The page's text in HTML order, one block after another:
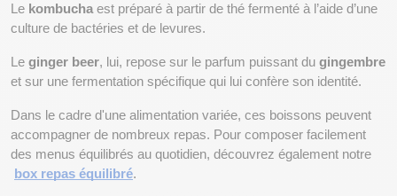
Le kombucha est préparé à partir de thé fermenté à l’aide d’une
culture de bactéries et de levures.
Le ginger beer, lui, repose sur le parfum puissant du gingembre
et sur une fermentation spécifique qui lui confère son identité.
Dans le cadre d'une alimentation variée, ces boissons peuvent
accompagner de nombreux repas. Pour composer facilement
des menus équilibrés au quotidien, découvrez également notre
box repas équilibré.